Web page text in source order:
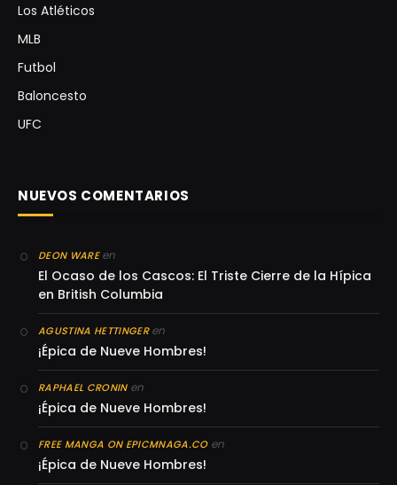
Los Atléticos
MLB
Futbol
Baloncesto
UFC
NUEVOS COMENTARIOS
DEON WAREen
El Ocaso de los Cascos: El Triste Cierre de la Hípica
en British Columbia
AGUSTINA HETTINGERen
¡Épica de Nueve Hombres!
RAPHAEL CRONINen
¡Épica de Nueve Hombres!
FREE MANGA ON EPICMNAGA.COen
¡Épica de Nueve Hombres!